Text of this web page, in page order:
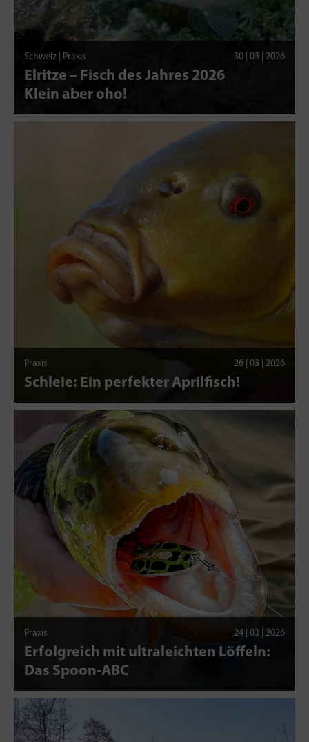
Schweiz | Praxis 30 | 03 | 2026
Elritze – Fisch des Jahres 2026
Klein aber oho!
Praxis 26 | 03 | 2026
Schleie: Ein perfekter Aprilfisch!
Praxis 24 | 03 | 2026
Erfolgreich mit ultraleichten Löffeln:
Das Spoon-ABC